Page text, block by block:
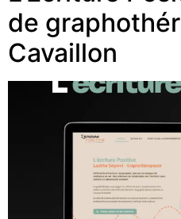
de
Cavaillon